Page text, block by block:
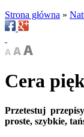
Strona główna »
Cera
Przetestuj
proste, szybkie,